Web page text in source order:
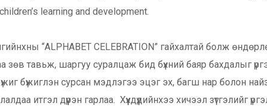
learning and development.
“ALPHABET CELEBRATION” гайхалтай болж
тавьж, шаргуу суралцаж бид бүхний баяр бахдалыг
бүжиглэн сурсан мэдлэгээ эцэг эх, багш нар болон
итгэл дүүрэн гарлаа. Хүүхдүүдийнхээ хичээл зүтгэлийг